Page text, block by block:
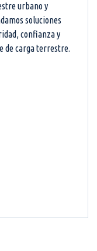
urbano y
soluciones
confianza y
de carga terrestre.